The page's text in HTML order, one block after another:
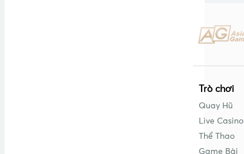
Trò chơi
Quay Hũ
Live Casino
Thể Thao
Game Bài